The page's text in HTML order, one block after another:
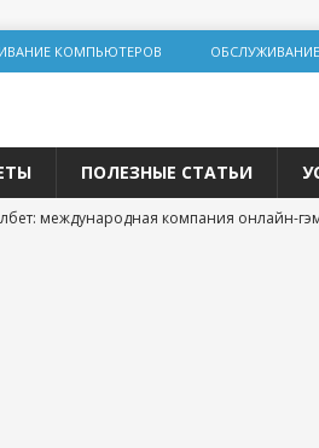
КОМПЬЮТЕРОВ
ПОЛЕЗНЫЕ СТАТЬИ
международная компания онлайн-